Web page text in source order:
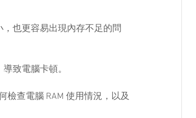
也更容易出現內存不足的問
致電腦卡頓。
檢查電腦 RAM 使用情況，以及